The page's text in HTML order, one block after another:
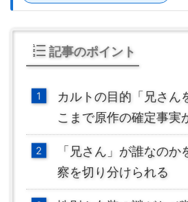
記事のポイント
カルトの目的「兄さん
こまで原作の確定事実
「兄さん」が誰なの
察を切り分けられる